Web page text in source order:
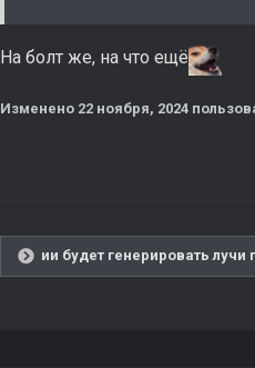
На болт же, на что ещё
Изменено 22 ноября, 2024
ии будет генерировать